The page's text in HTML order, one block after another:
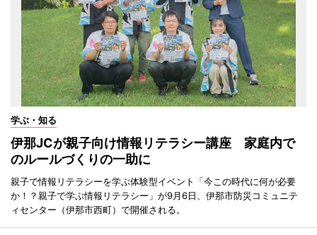
学ぶ・知る
伊那JCが親子向け情報リテラシー講座 家庭内で
のルールづくりの一助に
親子で情報リテラシーを学ぶ体験型イベント「今この時代に何が必要
か！？親子で学ぶ情報リテラシー」が9月6日、伊那市防災コミュニテ
ィセンター（伊那市西町）で開催される。